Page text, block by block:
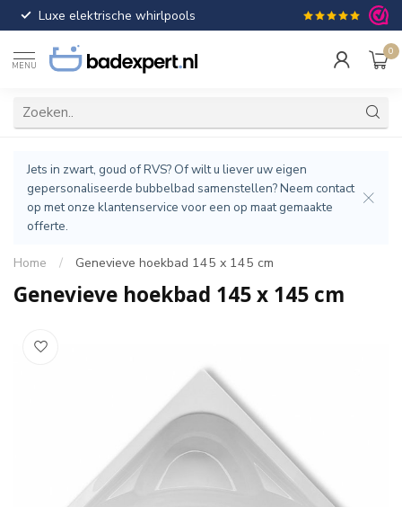
Luxe elektrische whirlpools Gratis
MENU
0
Jets in zwart, goud of RVS? Of wilt u liever uw eigen
gepersonaliseerde bubbelbad samenstellen? Neem contact
op met onze klantenservice voor een op maat gemaakte
offerte.
Home / Genevieve hoekbad 145 x 145 cm
Genevieve hoekbad 145 x 145 cm